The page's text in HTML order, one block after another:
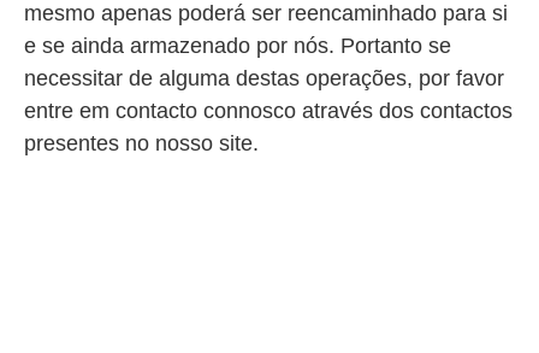
mesmo apenas poderá ser reencaminhado para si
e se ainda armazenado por nós. Portanto se
necessitar de alguma destas operações, por favor
entre em contacto connosco através dos contactos
presentes no nosso site.